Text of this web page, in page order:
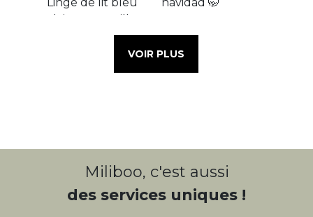
VOIR PLUS
Miliboo, c'est aussi
des services uniques !